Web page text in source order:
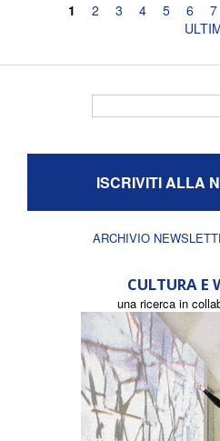
Pagine
1 2 3 4 5 6 7
ISCRIVITI ALLA
ARCHIVIO
CULTURA E
una ricerca in